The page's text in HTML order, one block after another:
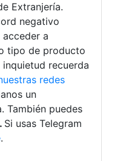
Extranjería.
negativo
a
tipo de producto
recuerda
redes
un
También puedes
. Si usas Telegram
.